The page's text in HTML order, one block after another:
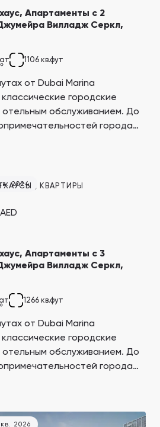
Апартаменты с 2
Вилладж Серкл,
1106 кв.фут
от Dubai Marina
городские
отельным обслуживанием. До
города
в центральном районе
делает недвижимость
2024 , КВАРТИРЫ
AED
Апартаменты с 3
Вилладж Серкл,
1266 кв.фут
от Dubai Marina
городские
отельным обслуживанием. До
города
в центральном районе
делает недвижимость
2026